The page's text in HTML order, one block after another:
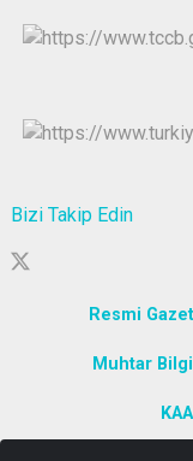
Bizi Takip Edin
Resmi
Muhtar